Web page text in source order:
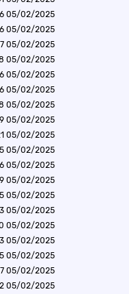
05/02/2025 09:56
05/02/2025 09:56
05/02/2025 10:07
05/02/2025 10:08
05/02/2025 10:16
05/02/2025 10:16
05/02/2025 10:18
05/02/2025 10:19
05/02/2025 10:21
05/02/2025 10:25
05/02/2025 10:26
05/02/2025 10:29
05/02/2025 10:45
05/02/2025 10:33
05/02/2025 11:10
05/02/2025 11:13
05/02/2025 11:15
05/02/2025 11:17
05/02/2025 11:22